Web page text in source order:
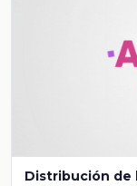
Distribución de